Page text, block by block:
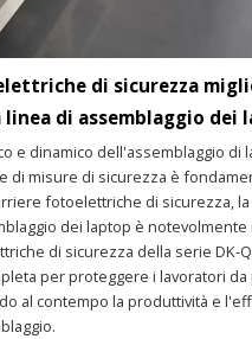
di sicurezza
linea di assemblaggio dei
e dinamico dell'assemblaggio di
di misure di sicurezza è
fotoelettriche di sicurezza,
dei laptop è notevolmente
di sicurezza della serie DK-
per proteggere i lavoratori da
al contempo la produttività e